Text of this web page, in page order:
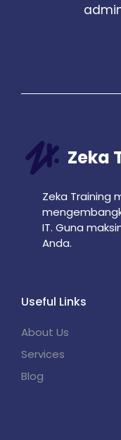
Zeka
Zeka Training
IT. Guna
Anda.
Useful Links
About Us
Services
Blog